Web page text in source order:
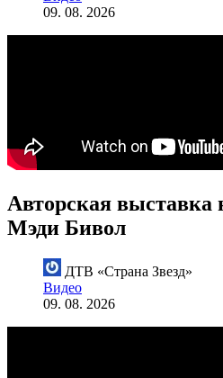
09. 08. 2026
Авторская
Мэди Бивол
ДТВ «Страна Звезд»
Видео
09. 08. 2026